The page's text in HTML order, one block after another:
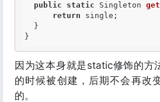
public
static Singleton
return single;
}
因为这本身就是static修饰的方
的时候被创建，后期不会再改
的。